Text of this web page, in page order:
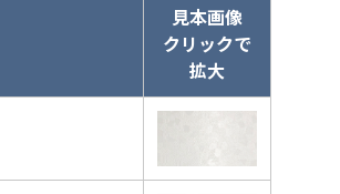
見本画像
クリックで
拡大